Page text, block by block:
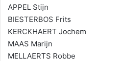
APPEL Stijn
BIESTERBOS Frits
KERCKHAERT Jochem
MAAS Marijn
MELLAERTS Robbe